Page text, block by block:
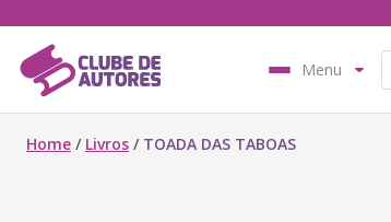
Menu
Home / Livros / TOADA DAS TABOAS